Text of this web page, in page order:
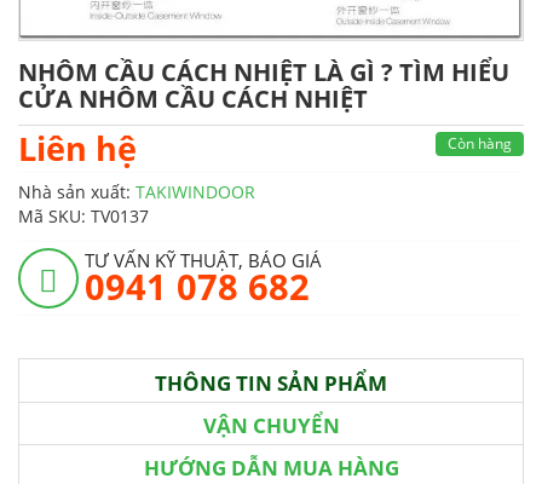
NHÔM CẦU CÁCH NHIỆT LÀ GÌ ? TÌM HIỂU
CỬA NHÔM CẦU CÁCH NHIỆT
Liên hệ Còn hàng
Nhà sản xuất: TAKIWINDOOR
Mã SKU: TV0137
TƯ VẤN KỸ THUẬT, BÁO GIÁ
0941 078 682
THÔNG TIN SẢN PHẨM
VẬN CHUYỂN
HƯỚNG DẪN MUA HÀNG